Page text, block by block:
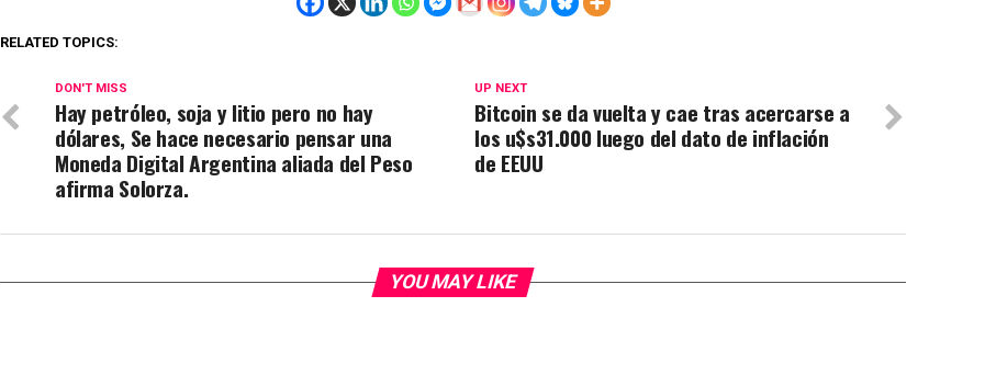
RELATED TOPICS:
UP NEXT
Bitcoin se da vuelta y cae tras acercarse a
los u$s31.000 luego del dato de inflación
de EEUU
DON'T MISS
Hay petróleo, soja y litio pero no hay
dólares, Se hace necesario pensar una
Moneda Digital Argentina aliada del Peso
afirma Solorza.
YOU MAY LIKE